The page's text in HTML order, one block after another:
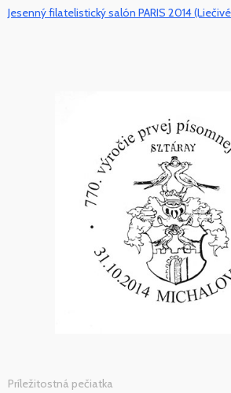
Jesenný filatelistický salón PARIS 2014
Príležitostná pečiatka